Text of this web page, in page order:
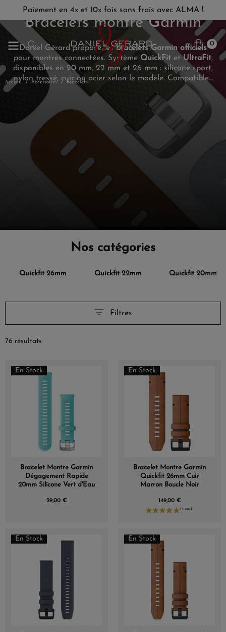
Paiement en 4x et 10x fois sans frais avec ALMA !
0
Accueil Accessoires Bracelets
Bracelets montre Garmin
Daniel Gérard propose lesbracelets Garmin officiels
pour montres connectées. Système QuickFitetUltraFit,
disponibles en 20 mm, 22 mm et 26 mm : silicone sport,
nylon tressé, cuir ou acier selon le modèle. Compatibles
Fēnix, Instinct, Venu, Forerunner et les principales
gammes Garmin. Changement sans outil en quelques
secondes.
Nos catégories
Quickfit 26mm Quickfit 22mm Quickfit 20mm
Filtres
76 résultats
En Stock
Bracelet Montre Garmin
Dégagement Rapide
20mm Silicone Vert d'Eau
29,00 €
En Stock
Bracelet Montre Garmin
Quickfit 26mm Cuir
Marron Boucle Noir
149,00 €
En Stock En Stock